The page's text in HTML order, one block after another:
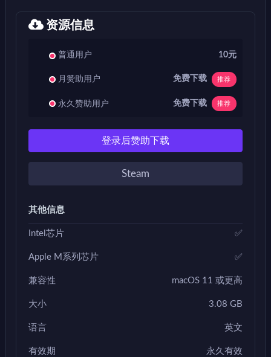
资源信息
普通用户 10元
月赞助用户 免费下载 推荐
永久赞助用户 免费下载 推荐
登录后赞助下载
Steam
其他信息
Intel芯片 ✅
Apple M系列芯片 ✅
兼容性 macOS 11 或更高
大小 3.08 GB
语言 英文
有效期 永久有效